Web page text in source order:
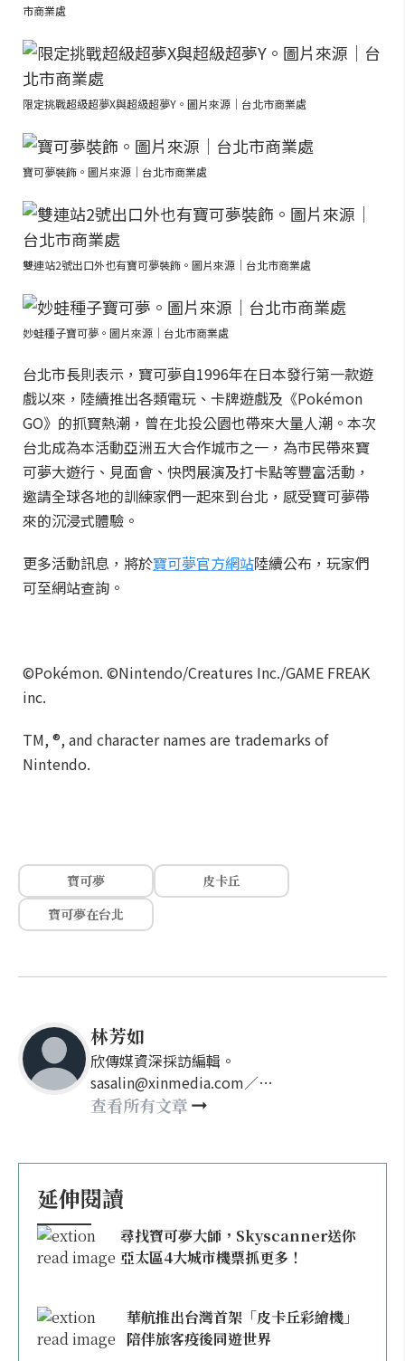
市商業處
限定挑戰超級超夢X與超級超夢Y。圖片來源｜台北市商業處
寶可夢裝飾。圖片來源｜台北市商業處
雙連站2號出口外也有寶可夢裝飾。圖片來源｜台北市商業處
妙蛙種子寶可夢。圖片來源｜台北市商業處
台北市長則表示，寶可夢自1996年在日本發行第一款遊
戲以來，陸續推出各類電玩、卡牌遊戲及《Pokémon
GO》的抓寶熱潮，曾在北投公園也帶來大量人潮。本次
台北成為本活動亞洲五大合作城市之一，為市民帶來寶
可夢大遊行、見面會、快閃展演及打卡點等豐富活動，
邀請全球各地的訓練家們一起來到台北，感受寶可夢帶
來的沉浸式體驗。
更多活動訊息，將於寶可夢官方網站陸續公布，玩家們
可至網站查詢。
©Pokémon. ©Nintendo/Creatures Inc./GAME FREAK
inc.
TM, ®, and character names are trademarks of
Nintendo.
寶可夢
皮卡丘
寶可夢在台北
林芳如
欣傳媒資深採訪編輯。
sasalin@xinmedia.com／
happy21917@gmail.com
查看所有文章
延伸閱讀
尋找寶可夢大師，Skyscanner送你
亞太區4大城市機票抓更多！
華航推出台灣首架「皮卡丘彩繪機」
陪伴旅客疫後同遊世界